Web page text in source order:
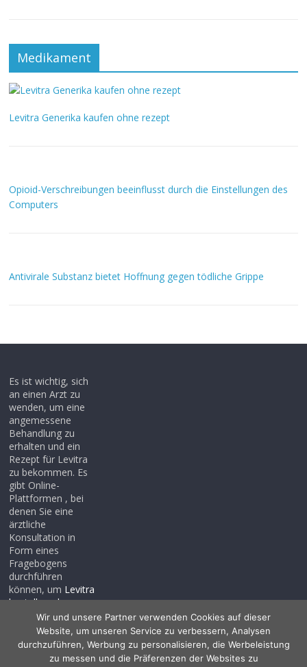
Medikament
Levitra Generika kaufen ohne rezept
Opioid-Verschreibungen beeinflusst durch die Einstellungen des
Computers
Antivirale Substanz bietet Hoffnung gegen tödliche Grippe
Es ist wichtig, sich
an einen Arzt zu
wenden, um eine
angemessene
Behandlung zu
erhalten und ein
Rezept für Levitra
zu bekommen. Es
gibt Online-
Plattformen , bei
denen Sie eine
ärztliche
Konsultation in
Form eines
Fragebogens
durchführen
können, um Levitra
bestellen ohne
rezept, auch wenn
Sie noch kein
Rezept haben .
Wir und unsere Partner verwenden Cookies auf dieser
Website, um unseren Service zu verbessern, Analysen
durchzuführen, Werbung zu personalisieren, die Werbeleistung
zu messen und die Präferenzen der Websites zu